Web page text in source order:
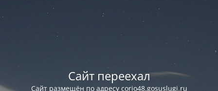
Сайт переехал
Сайт размещён по адресу corio48.gosuslugi.ru